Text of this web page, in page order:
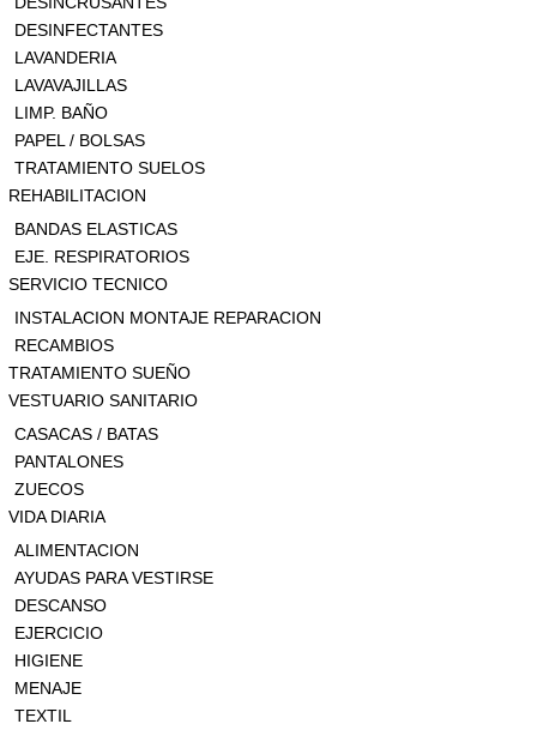
DESINFECTANTES
LAVANDERIA
LAVAVAJILLAS
LIMP. BAÑO
PAPEL / BOLSAS
TRATAMIENTO SUELOS
REHABILITACION
BANDAS ELASTICAS
EJE. RESPIRATORIOS
SERVICIO TECNICO
INSTALACION MONTAJE REPARACION
RECAMBIOS
TRATAMIENTO SUEÑO
VESTUARIO SANITARIO
CASACAS / BATAS
PANTALONES
ZUECOS
VIDA DIARIA
ALIMENTACION
AYUDAS PARA VESTIRSE
DESCANSO
EJERCICIO
HIGIENE
MENAJE
TEXTIL